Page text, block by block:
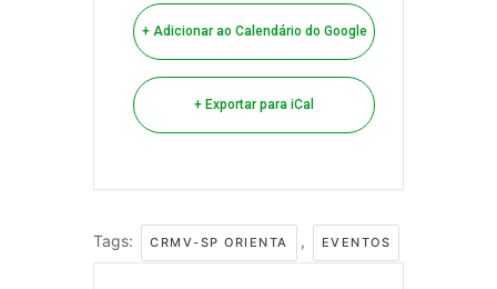
+ Adicionar ao Calendário do Google
+ Exportar para iCal
Tags: CRMV-SP ORIENTA , EVENTOS